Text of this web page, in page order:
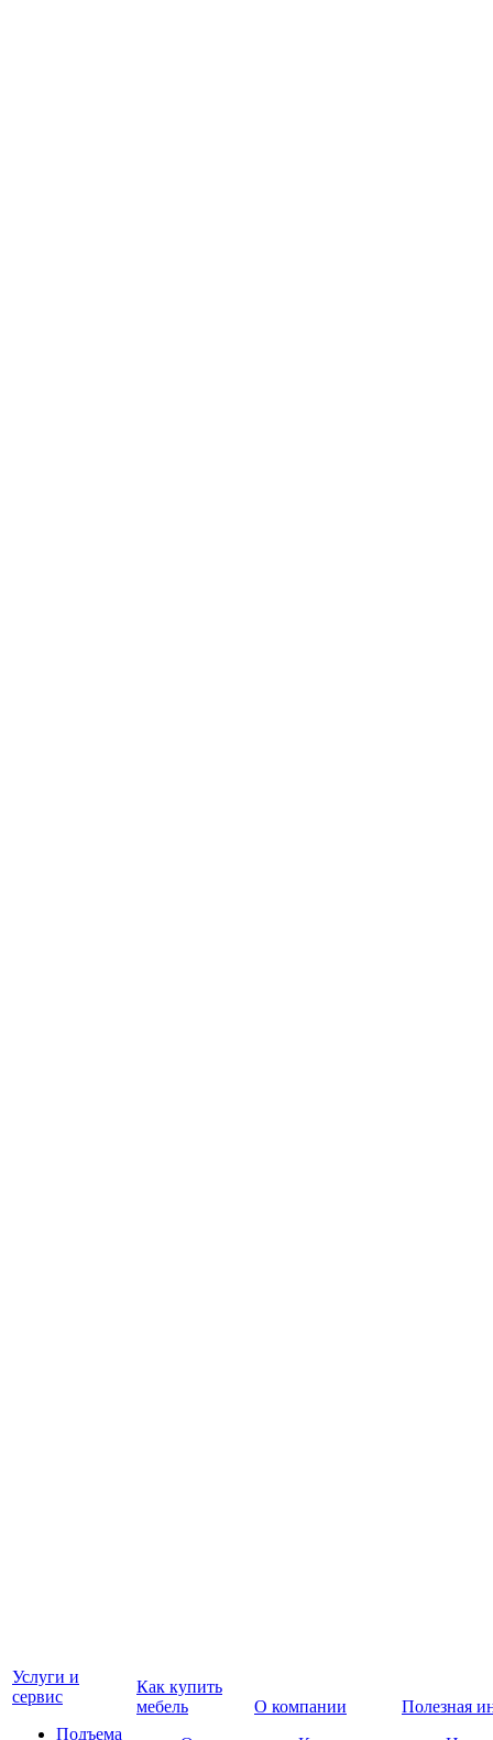
Услуги и
сервис
Подъема
Как купить
мебель
О компании
Полезная